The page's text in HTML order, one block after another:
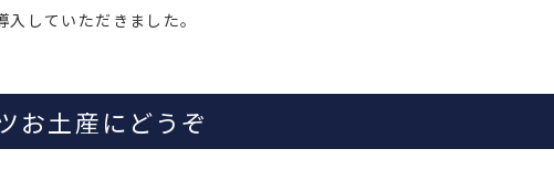
入していただきました。
お土産にどうぞ